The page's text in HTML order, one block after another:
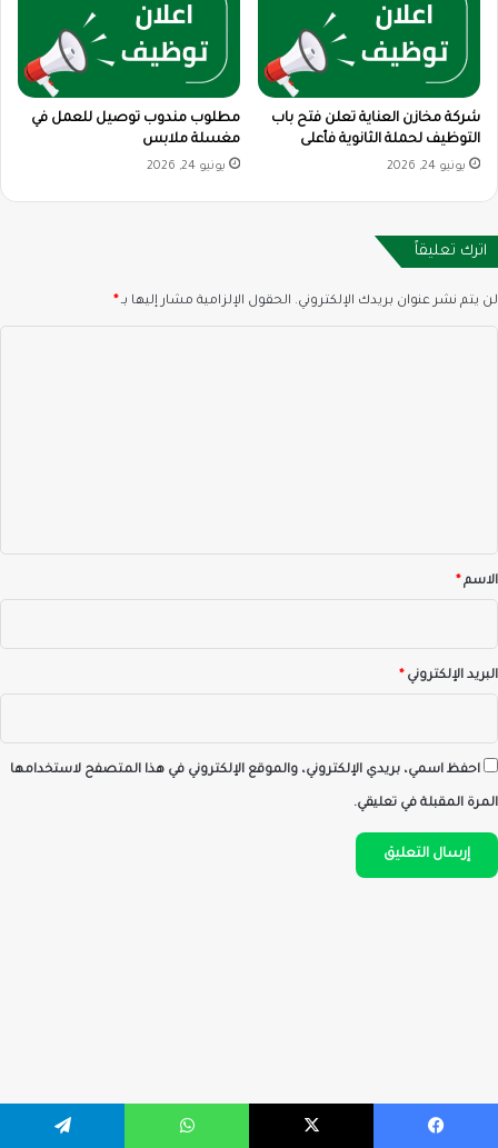
شركة مخازن العناية تعلن فتح باب
التوظيف لحملة الثانوية فأعلى
يونيو 24, 2026
مطلوب مندوب توصيل للعمل في
مغسلة ملابس
يونيو 24, 2026
اترك تعليقاً
لن يتم نشر عنوان بريدك الإلكتروني. الحقول الإلزامية مشار إليها بـ *
*الاسم *
البريد الإلكتروني *
احفظ اسمي، بريدي الإلكتروني، والموقع الإلكتروني في هذا المتصفح لاستخدامها
المرة المقبلة في تعليقي.